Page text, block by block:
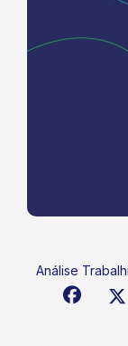
Análise